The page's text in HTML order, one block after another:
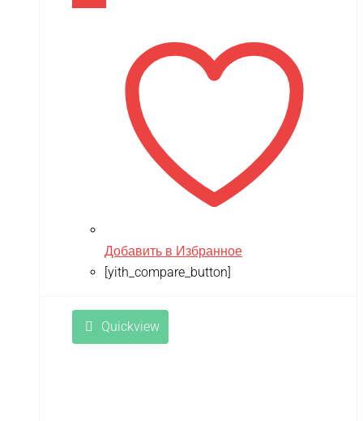
Добавить в Избранное
[yith_compare_button]
Quickview